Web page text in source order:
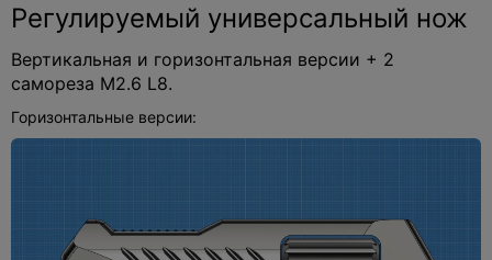
Регулируемый универсальный нож
Вертикальная и горизонтальная версии + 2
самореза M2.6 L8.
Горизонтальные версии: